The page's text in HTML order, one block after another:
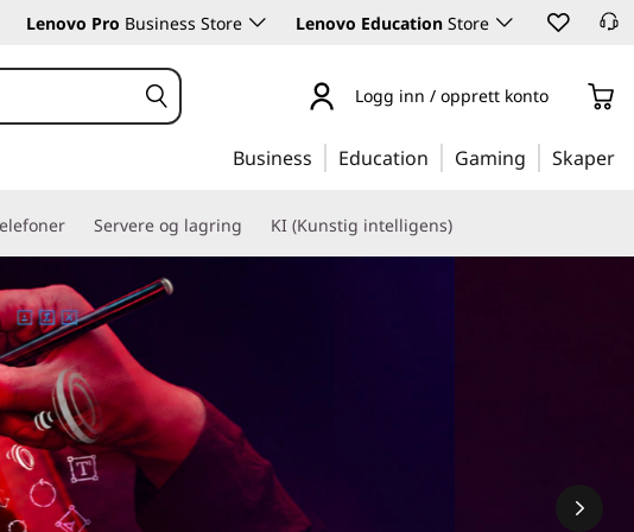
Lenovo Pro Business Store Lenovo Education Store
Logg inn / opprett konto
Business Education Gaming Skaper
Servere og lagring KI (Kunstig intelligens)